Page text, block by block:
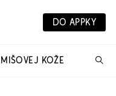
DO APPKY
KOŽE